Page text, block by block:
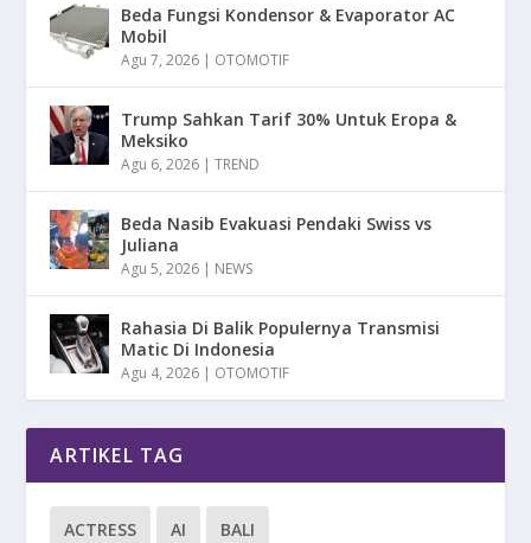
Beda Fungsi Kondensor & Evaporator AC
Mobil
Agu 7, 2026 | OTOMOTIF
Trump Sahkan Tarif 30% Untuk Eropa &
Meksiko
Agu 6, 2026 |TREND
Beda Nasib Evakuasi Pendaki Swiss vs
Juliana
Agu 5, 2026 | NEWS
Rahasia Di Balik Populernya Transmisi
Matic Di Indonesia
Agu 4, 2026 | OTOMOTIF
ARTIKEL TAG
ACTRESS AI BALI